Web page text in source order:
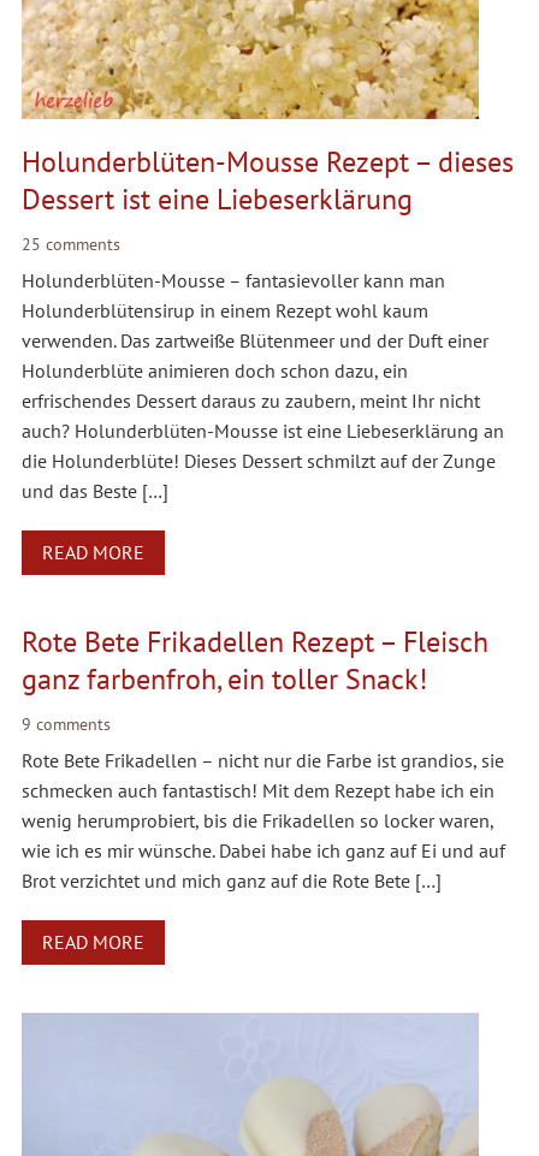
Holunderblüten-Mousse Rezept – dieses
Dessert ist eine Liebeserklärung
25 comments
Holunderblüten-Mousse – fantasievoller kann man
Holunderblütensirup in einem Rezept wohl kaum
verwenden. Das zartweiße Blütenmeer und der Duft einer
Holunderblüte animieren doch schon dazu, ein
erfrischendes Dessert daraus zu zaubern, meint Ihr nicht
auch? Holunderblüten-Mousse ist eine Liebeserklärung an
die Holunderblüte! Dieses Dessert schmilzt auf der Zunge
und das Beste […]
READ MORE
Rote Bete Frikadellen Rezept – Fleisch
ganz farbenfroh, ein toller Snack!
9 comments
Rote Bete Frikadellen – nicht nur die Farbe ist grandios, sie
schmecken auch fantastisch! Mit dem Rezept habe ich ein
wenig herumprobiert, bis die Frikadellen so locker waren,
wie ich es mir wünsche. Dabei habe ich ganz auf Ei und auf
Brot verzichtet und mich ganz auf die Rote Bete […]
READ MORE